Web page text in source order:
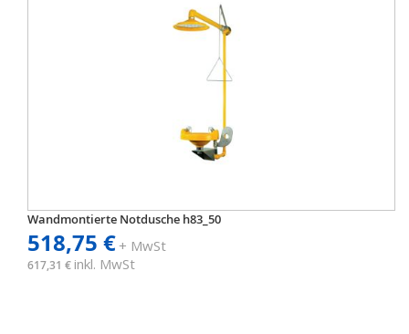
Wandmontierte Notdusche h83_50
518,75 €+ MwSt
617,31 € inkl. MwSt